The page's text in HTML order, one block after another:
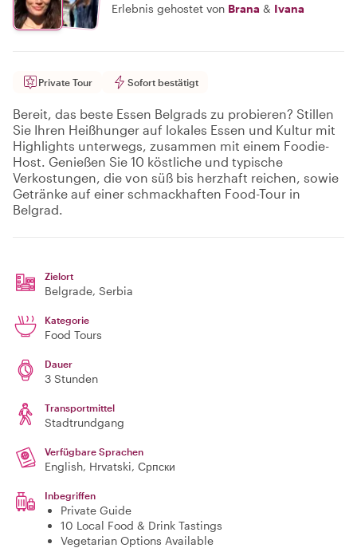
Erlebnis gehostet von Brana & Ivana
Private Tour Sofort bestätigt
Bereit, das beste Essen Belgrads zu probieren? Stillen
Sie Ihren Heißhunger auf lokales Essen und Kultur mit
Highlights unterwegs, zusammen mit einem Foodie-
Host. Genießen Sie 10 köstliche und typische
Verkostungen, die von süß bis herzhaft reichen, sowie
Getränke auf einer schmackhaften Food-Tour in
Belgrad.
Zielort
Belgrade, Serbia
Kategorie
Food Tours
Dauer
3 Stunden
Transportmittel
Stadtrundgang
Verfügbare Sprachen
English, Hrvatski, Српски
Inbegriffen
Private Guide
10 Local Food & Drink Tastings
Vegetarian Options Available